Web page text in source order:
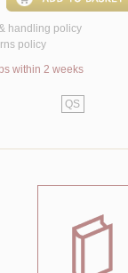
handling policy
policy
within 2 weeks
QS